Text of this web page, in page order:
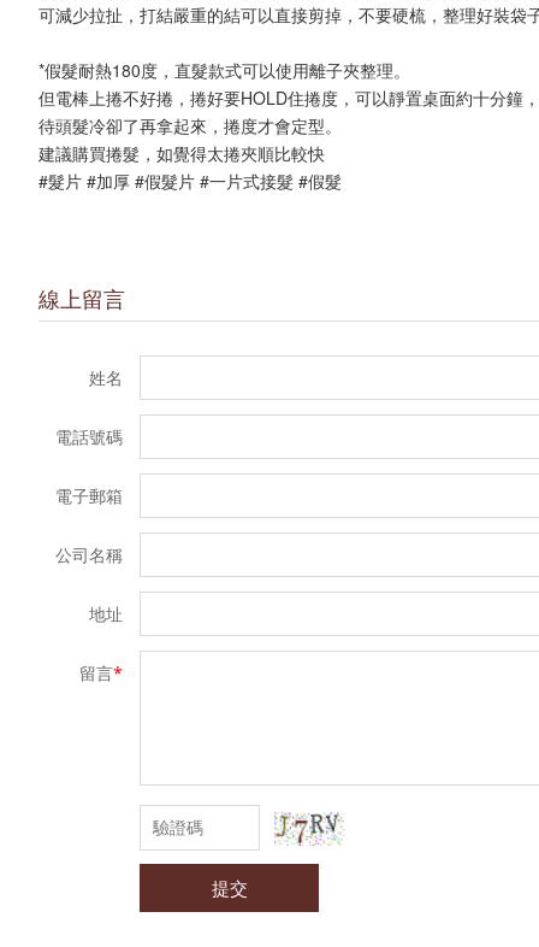
可減少拉扯，打結嚴重的結可以直接剪掉，不要硬梳，整理好裝袋
*假髮耐熱180度，直髮款式可以使用離子夾整理。
但電棒上捲不好捲，捲好要HOLD住捲度，可以靜置桌面約十分鐘，
待頭髮冷卻了再拿起來，捲度才會定型。
建議購買捲髮，如覺得太捲夾順比較快
#髮片 #加厚 #假髮片 #一片式接髮 #假髮
線上留言
姓名
電話號碼
電子郵箱
公司名稱
地址
留言*
提交